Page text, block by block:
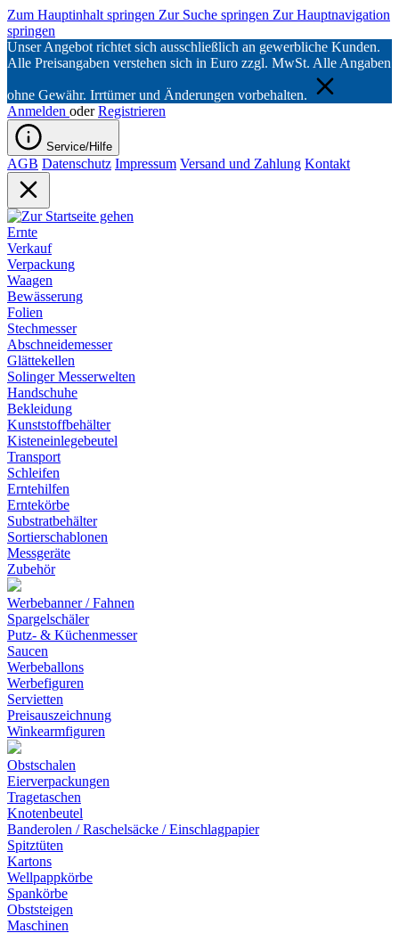
Zum Hauptinhalt springen Zur Suche springen Zur Hauptnavigation
springen
Unser Angebot richtet sich ausschließlich an gewerbliche Kunden.
Alle Preisangaben verstehen sich in Euro zzgl. MwSt. Alle Angaben
ohne Gewähr. Irrtümer und Änderungen vorbehalten.
Anmelden oder Registrieren
Service/Hilfe
AGB Datenschutz Impressum Versand und Zahlung Kontakt
Ernte
Verkauf
Verpackung
Waagen
Bewässerung
Folien
Stechmesser
Abschneidemesser
Glättekellen
Solinger Messerwelten
Handschuhe
Bekleidung
Kunststoffbehälter
Kisteneinlegebeutel
Transport
Schleifen
Erntehilfen
Erntekörbe
Substratbehälter
Sortierschablonen
Messgeräte
Zubehör
Werbebanner / Fahnen
Spargelschäler
Putz- & Küchenmesser
Saucen
Werbeballons
Werbefiguren
Servietten
Preisauszeichnung
Winkearmfiguren
Obstschalen
Eierverpackungen
Tragetaschen
Knotenbeutel
Banderolen / Raschelsäcke / Einschlagpapier
Spitztüten
Kartons
Wellpappkörbe
Spankörbe
Obststeigen
Maschinen